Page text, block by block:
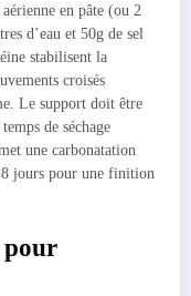
en pâte (ou 2
d’eau et 50g de sel
stabilisent la
croisés
Le support doit être
de séchage
une carbonatation
jours pour une finition
pour